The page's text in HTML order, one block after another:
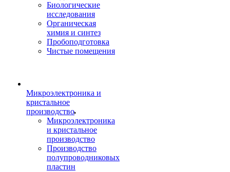
Биологические
исследования
Органическая
химия и синтез
Пробоподготовка
Чистые помещения
Микроэлектроника и
кристальное
производство
Микроэлектроника
и кристальное
производство
Производство
полупроводниковых
пластин